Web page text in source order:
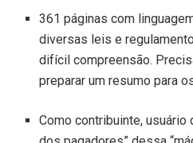
361 páginas com
diversas leis e
difícil compreensão.
preparar um resumo para
Como contribuinte,